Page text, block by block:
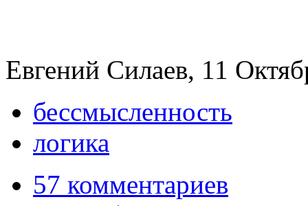
Евгений Силаев, 11
бессмысленность
логика
57 комментариев